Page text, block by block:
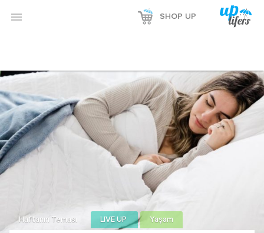
 SHOP UP
Haftanın Teması LIVE UP Yaşam